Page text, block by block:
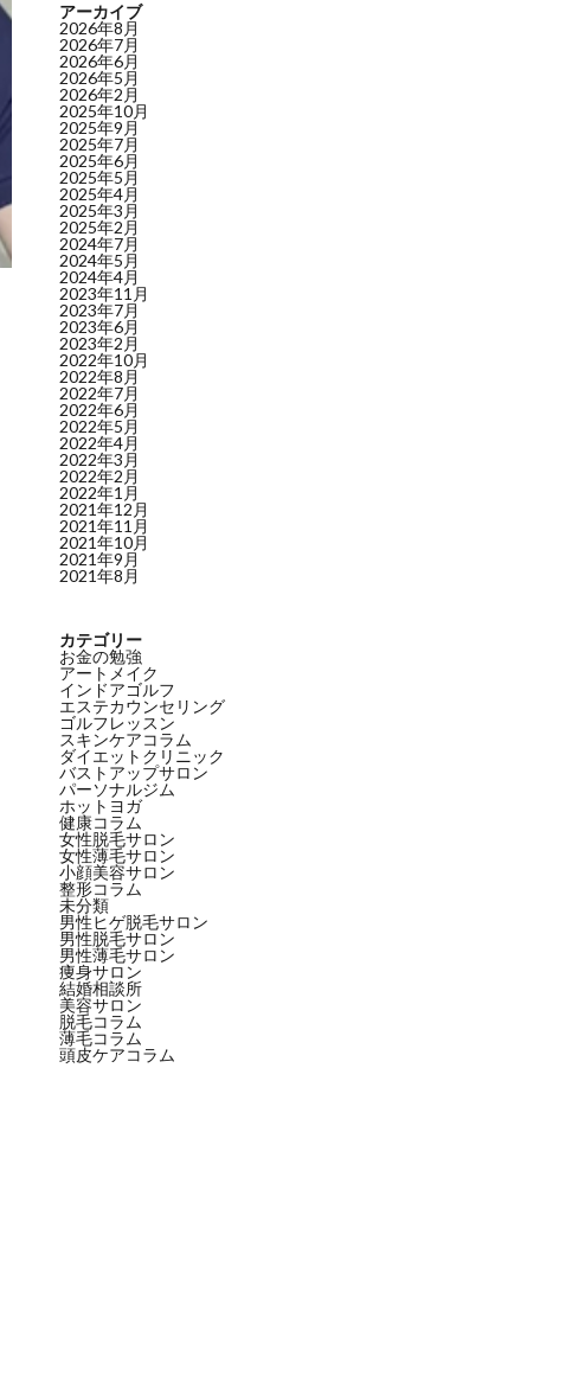
アーカイブ
2026年8月
2026年7月
2026年6月
2026年5月
2026年2月
2025年10月
2025年9月
2025年7月
2025年6月
2025年5月
2025年4月
2025年3月
2025年2月
2024年7月
2024年5月
2024年4月
2023年11月
2023年7月
2023年6月
2023年2月
2022年10月
2022年8月
2022年7月
2022年6月
2022年5月
2022年4月
2022年3月
2022年2月
2022年1月
2021年12月
2021年11月
2021年10月
2021年9月
2021年8月
カテゴリー
お金の勉強
アートメイク
インドアゴルフ
エステカウンセリング
ゴルフレッスン
スキンケアコラム
ダイエットクリニック
バストアップサロン
パーソナルジム
ホットヨガ
健康コラム
女性脱毛サロン
女性薄毛サロン
小顔美容サロン
整形コラム
未分類
男性ヒゲ脱毛サロン
男性脱毛サロン
男性薄毛サロン
痩身サロン
結婚相談所
美容サロン
脱毛コラム
薄毛コラム
頭皮ケアコラム